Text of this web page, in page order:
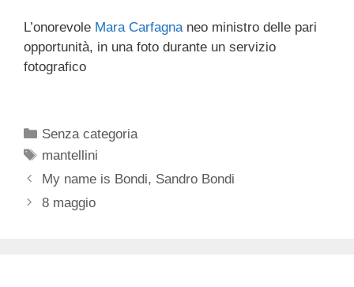
e
b
o
k
er a
d
e
dI
gr
a
s
A
di
vi
L’onorevole Mara Carfagnaneo ministro delle pari
opportunità, in una foto durante un servizio
fotografico
Categorie
Senza categoria
Tag
mantellini
My name is Bondi, Sandro Bondi
8 maggio